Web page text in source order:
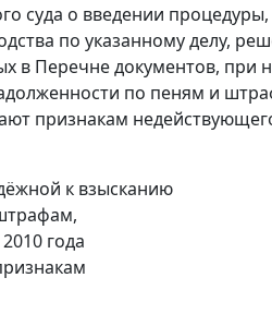
суда о введении
по указанному делу,
в Перечне документов,
по пеням и
признакам
к взысканию
года